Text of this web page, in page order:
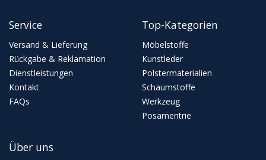
Service
Versand & Lieferung
Rückgabe & Reklamation
Dienstleistungen
Kontakt
FAQs
Top-Kategorien
Möbelstoffe
Kunstleder
Polstermaterialien
Schaumstoffe
Werkzeug
Posamentrie
Über uns